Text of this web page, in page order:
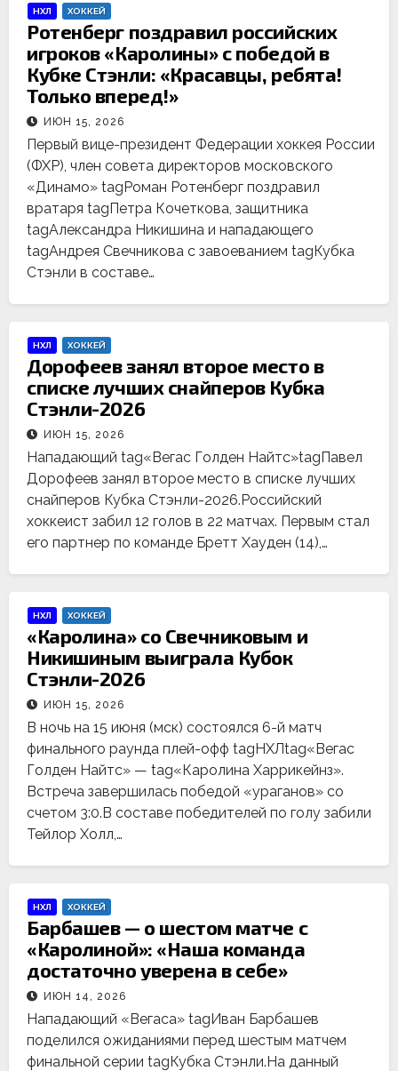
НХЛ ХОККЕЙ
Ротенберг поздравил российских
игроков «Каролины» с победой в
Кубке Стэнли: «Красавцы, ребята!
Только вперед!»
ИЮН 15, 2026
Первый вице-президент Федерации хоккея России
(ФХР), член совета директоров московского
«Динамо» tagРоман Ротенберг поздравил
вратаря tagПетра Кочеткова, защитника
tagАлександра Никишина и нападающего
tagАндрея Свечникова с завоеванием tagКубка
Стэнли в составе…
НХЛ ХОККЕЙ
Дорофеев занял второе место в
списке лучших снайперов Кубка
Стэнли-2026
ИЮН 15, 2026
Нападающий tag«Вегас Голден Найтс»tagПавел
Дорофеев занял второе место в списке лучших
снайперов Кубка Стэнли-2026.Российский
хоккеист забил 12 голов в 22 матчах. Первым стал
его партнер по команде Бретт Хауден (14),…
НХЛ ХОККЕЙ
«Каролина» со Свечниковым и
Никишиным выиграла Кубок
Стэнли-2026
ИЮН 15, 2026
В ночь на 15 июня (мск) состоялся 6-й матч
финального раунда плей-офф tagНХЛtag«Вегас
Голден Найтс» — tag«Каролина Харрикейнз».
Встреча завершилась победой «ураганов» со
счетом 3:0.В составе победителей по голу забили
Тейлор Холл,…
НХЛ ХОККЕЙ
Барбашев — о шестом матче с
«Каролиной»: «Наша команда
достаточно уверена в себе»
ИЮН 14, 2026
Нападающий «Вегаса» tagИван Барбашев
поделился ожиданиями перед шестым матчем
финальной серии tagКубка Стэнли.На данный